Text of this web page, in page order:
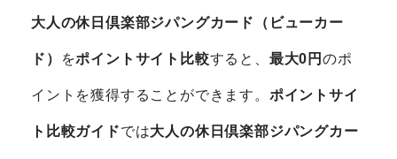
大人の休日倶楽部ジパングカード（ビューカー
ド） をポイントサイト比較すると、 最大0円のポ
イントを獲得することができます。 ポイントサイ
ト比較ガイドでは大人の休日倶楽部ジパングカー